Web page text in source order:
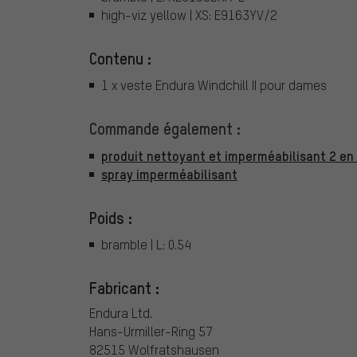
high-viz yellow | XS: E9163YV/2
Contenu :
1 x veste Endura Windchill II pour dames
Commande également :
produit nettoyant et imperméabilisant 2 en
spray imperméabilisant
Poids :
bramble | L: 0.54
Fabricant :
Endura Ltd.
Hans-Urmiller-Ring 57
82515 Wolfratshausen